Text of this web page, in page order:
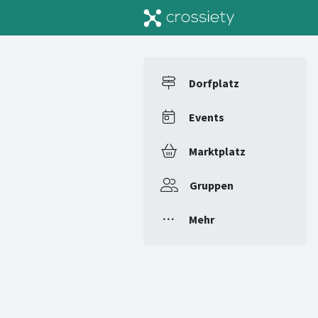
Dorfplatz
Events
Marktplatz
Gruppen
Mehr